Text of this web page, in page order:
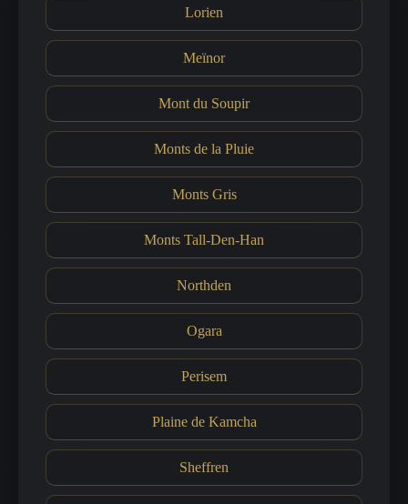
Lorien
Meïnor
Mont du Soupir
Monts de la Pluie
Monts Gris
Monts Tall-Den-Han
Northden
Ogara
Perisem
Plaine de Kamcha
Sheffren